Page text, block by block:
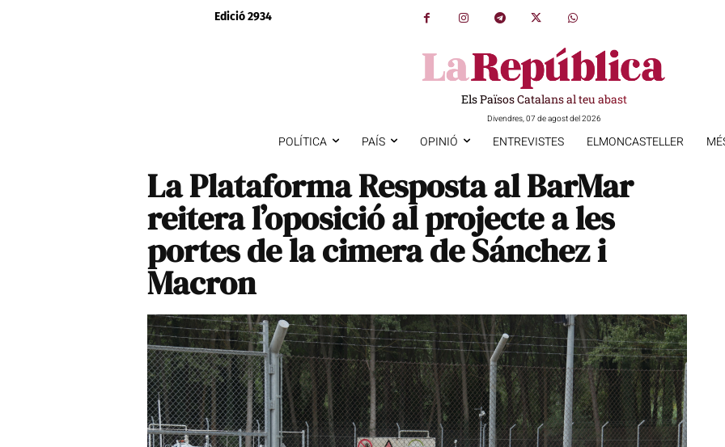
Edició 2934
Els Països Catalans al teu abast
Divendres, 07 de agost del 2026
POLÍTICA PAÍS OPINIÓ ENTREVISTES ELMONCASTELLER
La Plataforma Resposta al BarMar
reitera l’oposició al projecte a les
portes de la cimera de Sánchez i
Macron